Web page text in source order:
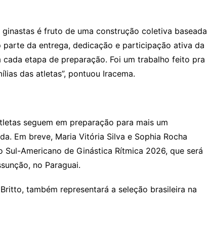
é fruto de uma construção coletiva baseada
parte da entrega, dedicação e participação ativa da
etapa de preparação. Foi um trabalho feito pra
das atletas”, pontuou Iracema.
seguem em preparação para mais um
Em breve, Maria Vitória Silva e Sophia Rocha
Americano de Ginástica Rítmica 2026, que será
no Paraguai.
também representará a seleção brasileira na